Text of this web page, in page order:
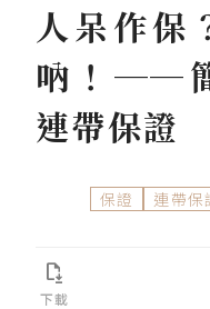
人呆作保
吶！──
連帶保證
保證 連帶保
下載
